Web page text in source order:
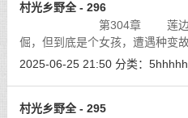
村光乡野全 - 296
第304章 莲边哭边哽
倔，但到底是个女孩，遭遇种变
内心脆弱地一面。他还真说对了
2025-06-25 21:50 分类： 5hhhhh
村光乡野全 - 295